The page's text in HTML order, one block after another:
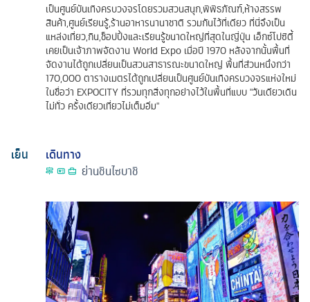
เป็นศูนย์บันเทิงครบวงจรโดยรวมสวนสนุก,พิพิธภัณฑ์,ห้างสรรพ
สินค้า,ศูนย์เรียนรู้,ร้านอาหารนานาชาติ รวมกันไว้ที่เดียว ที่นี่จึงเป็น
แหล่งเที่ยว,กิน,ช็อปปิ้งและเรียนรู้ขนาดใหญ่ที่สุดในญี่ปุ่น เอ็กซ์โปซิตี้
เคยเป็นเจ้าภาพจัดงาน World Expo เมื่อปี 1970 หลังจากนั้นพื้นที่
จัดงานได้ถูกเปลี่ยนเป็นสวนสาธารณะขนาดใหญ่ พื้นที่ส่วนหนึ่งกว่า
170,000 ตารางเมตรได้ถูกเปลี่ยนเป็นศูนย์บันเทิงครบวงจรแห่งใหม่
ในชื่อว่า EXPOCITY ที่รวมทุกสิ่งทุกอย่างไว้ในพื้นที่แบบ "วันเดียวเดิน
ไม่ทั่ว ครั้งเดียวเที่ยวไม่เต็มอิ่ม"
เย็น
เดินทาง
ย่านชินไซบาชิ